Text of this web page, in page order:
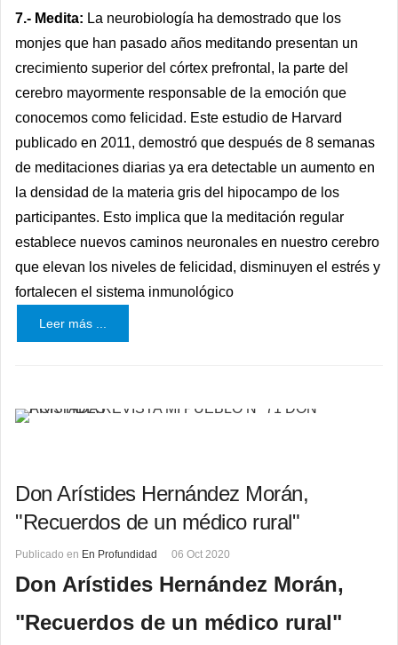
7.- Medita: La neurobiología ha demostrado que los
monjes que han pasado años meditando presentan un
crecimiento superior del córtex prefrontal, la parte del
cerebro mayormente responsable de la emoción que
conocemos como felicidad. Este estudio de Harvard
publicado en 2011, demostró que después de 8 semanas
de meditaciones diarias ya era detectable un aumento en
la densidad de la materia gris del hipocampo de los
participantes. Esto implica que la meditación regular
establece nuevos caminos neuronales en nuestro cerebro
que elevan los niveles de felicidad, disminuyen el estrés y
fortalecen el sistema inmunológico
Leer más ...
Don Arístides Hernández Morán,
"Recuerdos de un médico rural"
Publicado en En Profundidad 06 Oct 2020
Don Arístides Hernández Morán,
"Recuerdos de un médico rural"